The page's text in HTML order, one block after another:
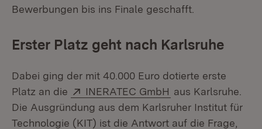
Bewerbungen bis ins Finale geschafft.
Erster Platz geht nach Karlsruhe
Dabei ging der mit 40.000 Euro dotierte erste
Platz an die
Extern:
INERATEC GmbH (Öffnet in neuem
aus Karlsruhe.
Die Ausgründung aus dem Karlsruher Institut für
Technologie (KIT) ist die Antwort auf die Frage,